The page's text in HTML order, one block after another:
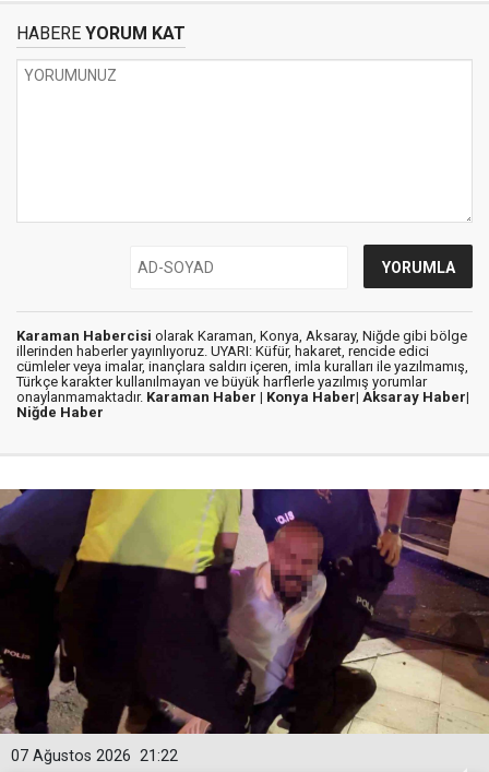
HABERE YORUM KAT
Karaman Habercisi olarak Karaman, Konya, Aksaray, Niğde gibi bölge
illerinden haberler yayınlıyoruz. UYARI: Küfür, hakaret, rencide edici
cümleler veya imalar, inançlara saldırı içeren, imla kuralları ile yazılmamış,
Türkçe karakter kullanılmayan ve büyük harflerle yazılmış yorumlar
onaylanmamaktadır. Karaman Haber | Konya Haber| Aksaray Haber|
Niğde Haber
21:22
07 Ağustos 2026